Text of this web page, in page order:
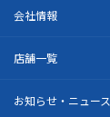
会社情報
店舗一覧
お知らせ・ニュース